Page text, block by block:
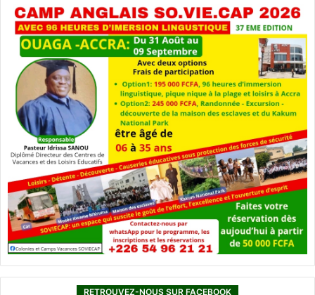
RETROUVEZ-NOUS SUR FACEBOOK